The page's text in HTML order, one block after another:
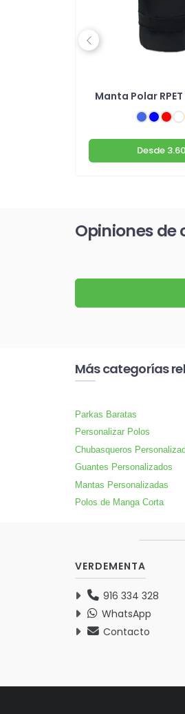
Manta Polar
Desde
Previous
Opiniones
Más categorías
Parkas Baratas
Personalizar Polos
Chubasqueros
Guantes Personalizados
Mantas Personalizadas
Polos de Manga Corta
VERDEMENTA
916 334 328
WhatsApp
Contacto